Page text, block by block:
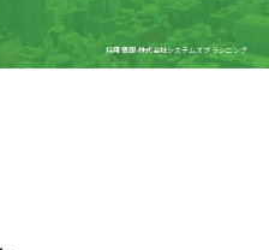
採用情報-株式会社システムズプランニング